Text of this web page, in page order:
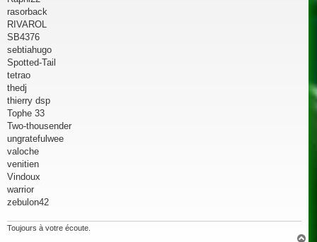
rasorback
RIVAROL
SB4376
sebtiahugo
Spotted-Tail
tetrao
thedj
thierry dsp
Tophe 33
Two-thousender
ungratefulwee
valoche
venitien
Vindoux
warrior
zebulon42
Toujours à votre écoute.